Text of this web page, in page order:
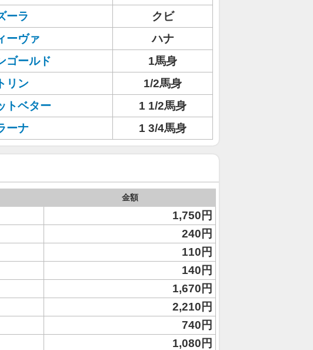
ーラ
クビ
ーヴァ
ハナ
ゴールド
1馬身
リン
1/2馬身
トベター
1 1/2馬身
ーナ 1 3/4馬身
金額
1,750円
240円
110円
140円
1,670円
2,210円
740円
1,080円